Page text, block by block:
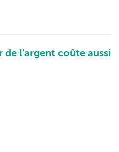
l'argent coûte aussi